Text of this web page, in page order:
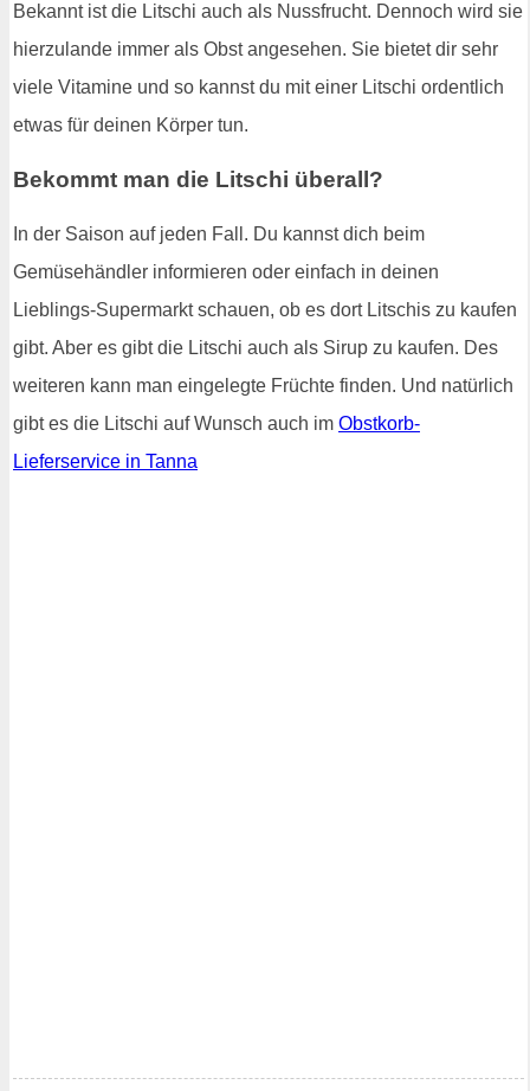
Bekannt ist die Litschi auch als Nussfrucht. Dennoch wird sie
hierzulande immer als Obst angesehen. Sie bietet dir sehr
viele Vitamine und so kannst du mit einer Litschi ordentlich
etwas für deinen Körper tun.
Bekommt man die Litschi überall?
In der Saison auf jeden Fall. Du kannst dich beim
Gemüsehändler informieren oder einfach in deinen
Lieblings-Supermarkt schauen, ob es dort Litschis zu kaufen
gibt. Aber es gibt die Litschi auch als Sirup zu kaufen. Des
weiteren kann man eingelegte Früchte finden. Und natürlich
gibt es die Litschi auf Wunsch auch im Obstkorb-
Lieferservice in Tanna